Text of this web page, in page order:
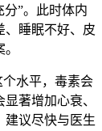
分”。此时体内
、睡眠不好、皮
水平，毒素会
著增加心衰、
建议尽快与医生